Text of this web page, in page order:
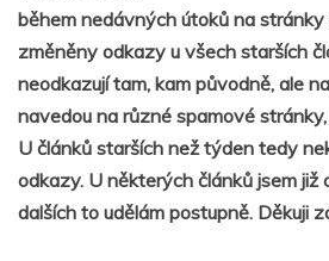
během nedávných útoků na
změněny odkazy u všech starších
neodkazují tam, kam původně, ale
navedou na různé spamové
U článků starších než týden tedy
odkazy. U některých článků jsem již
dalších to udělám postupně. Děkuji